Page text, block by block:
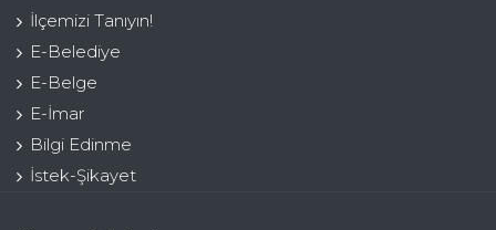
İlçemizi Tanıyın!
E-Belediye
E-Belge
E-İmar
Bilgi Edinme
İstek-Şikayet